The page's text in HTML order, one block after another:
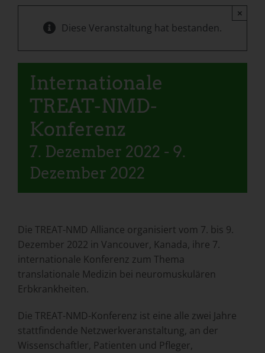
Diese Veranstaltung hat bestanden.
×
Internationale
TREAT-NMD-
Konferenz
7. Dezember 2022 - 9.
Dezember 2022
Die TREAT-NMD Alliance organisiert vom 7. bis 9.
Dezember 2022 in Vancouver, Kanada, ihre 7.
internationale Konferenz zum Thema
translationale Medizin bei neuromuskulären
Erbkrankheiten.
Die TREAT-NMD-Konferenz ist eine alle zwei Jahre
stattfindende Netzwerkveranstaltung, an der
Wissenschaftler, Patienten und Pfleger,